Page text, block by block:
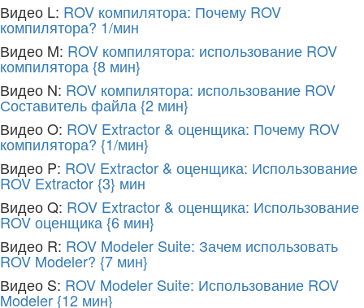
Видео L: ROV компилятора: Почему ROV
компилятора? 1/мин
Видео M: ROV компилятора: использование ROV
компилятора{8 мин}
Видео N: ROV компилятора: использование ROV
Составитель файла{2 мин}
Видео O: ROV Extractor & оценщика: Почему ROV
компилятора? {1/мин}
Видео P: ROV Extractor & оценщика: Использование
ROV Extractor{3} мин
Видео Q: ROV Extractor & оценщика: Использование
ROV оценщика{6 мин}
Видео R: ROV Modeler Suite: Зачем использовать
ROV Modeler? {7 мин}
Видео S: ROV Modeler Suite: Использование ROV
Modeler{12 мин}